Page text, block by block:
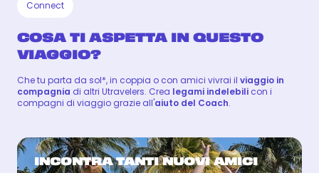
Connect
COSA TI ASPETTA IN QUESTO
VIAGGIO?
Che tu parta da sol*, in coppia o con amici vivrai il viaggio in
compagnia di altri Utravelers. Crea legami indelebili con i
compagni di viaggio grazie all'aiuto del Coach.
INCONTRA TANTI NUOVI AMICI